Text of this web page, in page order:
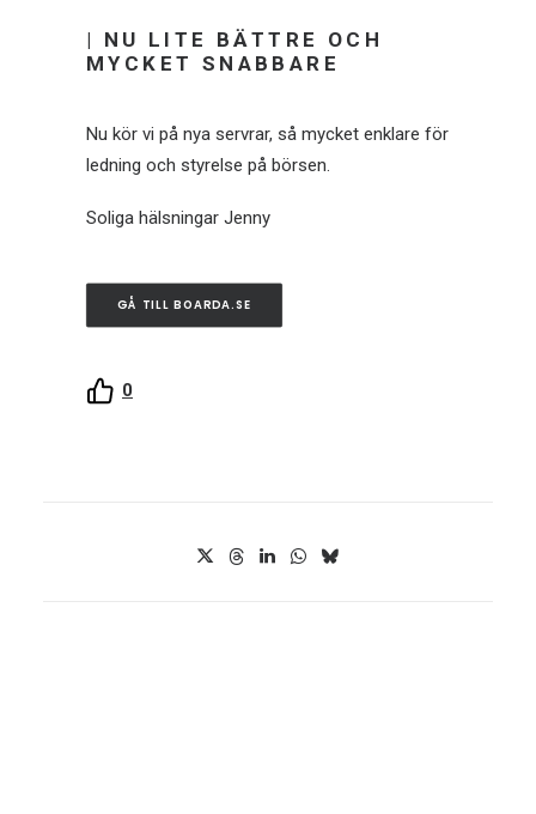
| NU LITE BÄTTRE OCH
MYCKET SNABBARE
Nu kör vi på nya servrar, så mycket enklare för
ledning och styrelse på börsen.
Soliga hälsningar Jenny
GÅ TILL BOARDA.SE
0